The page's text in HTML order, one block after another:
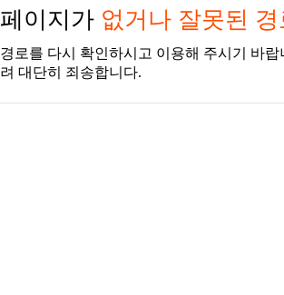
페이지가 없거나 잘못된 경
경로를 다시 확인하시고 이용해 주시기 바
려 대단히 죄송합니다.